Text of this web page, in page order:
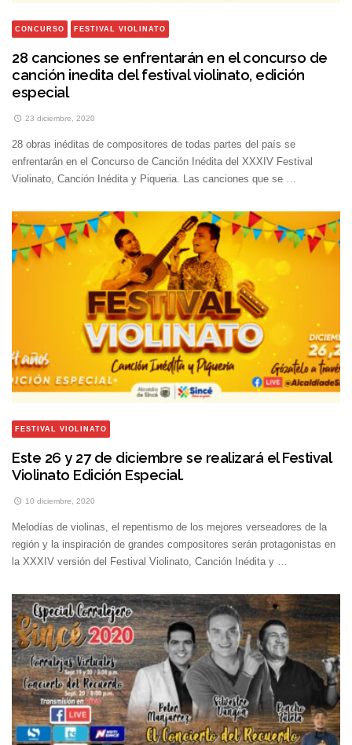
CONCURSO FESTIVAL VIOLINATO
28 canciones se enfrentarán en el concurso de
canción inedita del festival violinato, edición
especial
23 diciembre, 2020
28 obras inéditas de compositores de todas partes del país se
enfrentarán en el Concurso de Canción Inédita del XXXIV Festival
Violinato, Canción Inédita y Piqueria. Las canciones que se …
FESTIVAL VIOLINATO
Este 26 y 27 de diciembre se realizará el Festival
Violinato Edición Especial.
10 diciembre, 2020
Melodías de violinas, el repentismo de los mejores verseadores de la
región y la inspiración de grandes compositores serán protagonistas en
la XXXIV versión del Festival Violinato, Canción Inédita y …